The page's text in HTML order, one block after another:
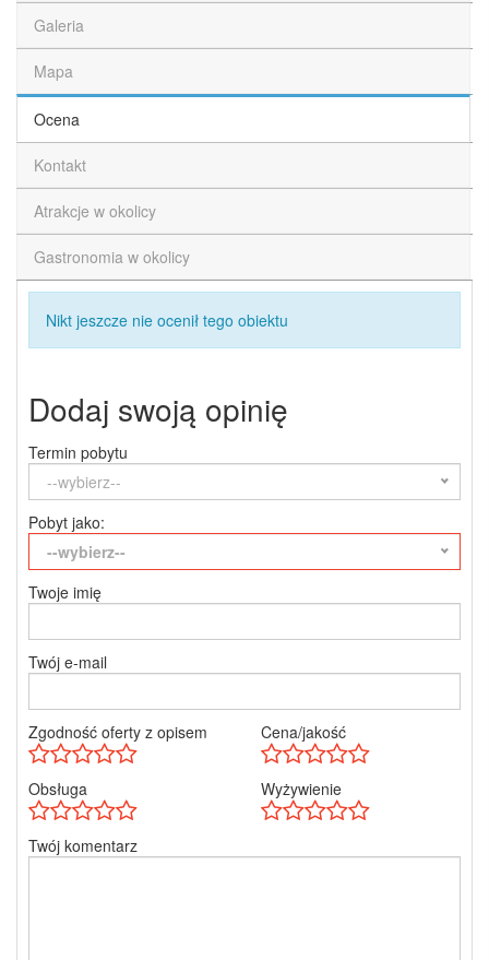
Galeria
Mapa
Ocena
Kontakt
Atrakcje w okolicy
Gastronomia w okolicy
Nikt jeszcze nie ocenił tego obiektu
Dodaj swoją opinię
Termin pobytu
--wybierz--
Pobyt jako:
--wybierz--
Twoje imię
Twój e-mail
Zgodność oferty z opisem Cena/jakość
Obsługa Wyżywienie
Twój komentarz